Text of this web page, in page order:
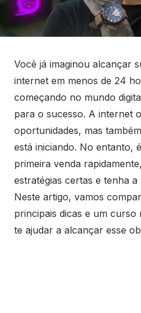
Você já imaginou alcançar
internet em menos de 24
começando no mundo
para o sucesso. A internet
oportunidades, mas
está iniciando. No entanto,
primeira venda
estratégias certas e tenha
Neste artigo, vamos
principais dicas e um curso
te ajudar a alcançar esse